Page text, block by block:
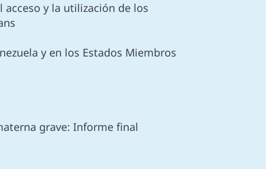
y la utilización de los
y en los Estados Miembros
grave: Informe final